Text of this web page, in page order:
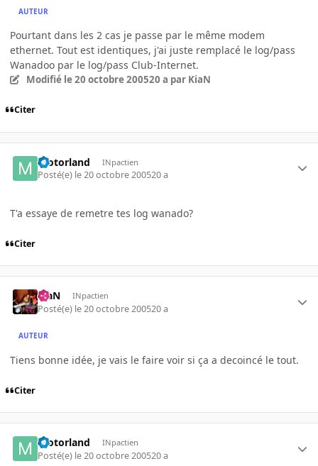
AUTEUR
Pourtant dans les 2 cas je passe par le même modem
ethernet. Tout est identiques, j'ai juste remplacé le log/pass
Wanadoo par le log/pass Club-Internet.
Modifié le 20 octobre 200520 a par KiaN
Citer
motorland INpactien
Posté(e) le 20 octobre 200520 a
T'a essaye de remetre tes log wanado?
Citer
KiaN INpactien
Posté(e) le 20 octobre 200520 a
AUTEUR
Tiens bonne idée, je vais le faire voir si ça a decoincé le tout.
Citer
motorland INpactien
Posté(e) le 20 octobre 200520 a